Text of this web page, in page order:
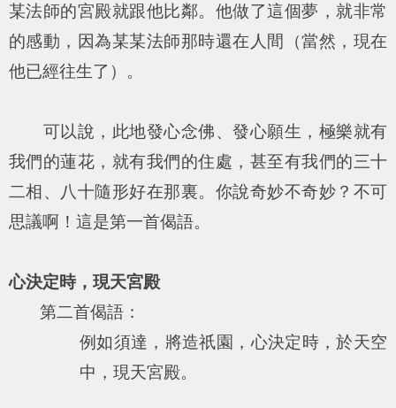
某法師的宮殿就跟他比鄰。他做了這個夢，就非常
的感動，因為某某法師那時還在人間（當然，現在
他已經往生了）。
可以說，此地發心念佛、發心願生，極樂就有
我們的蓮花，就有我們的住處，甚至有我們的三十
二相、八十隨形好在那裏。你說奇妙不奇妙？不可
思議啊！這是第一首偈語。
心決定時，現天宮殿
第二首偈語：
例如須達，將造祇園，心決定時，於天空
中，現天宮殿。